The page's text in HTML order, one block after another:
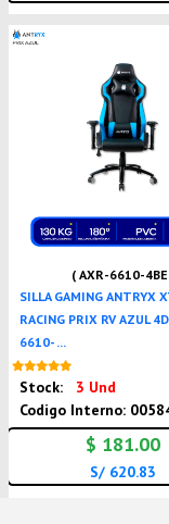
( AXR-6610-
SILLA GAMING ANTRYX
RACING PRIX RV AZUL
6610- ...
Stock:
3 Und
Codigo Interno:
$ 181.00
S/ 620.83